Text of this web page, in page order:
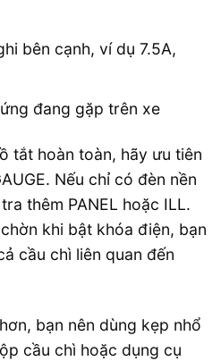
bên cạnh, ví dụ 7.5A,
đang gặp trên xe
tắt hoàn toàn, hãy ưu tiên
Nếu chỉ có đèn nền
thêm PANEL hoặc ILL.
khi bật khóa điện, bạn
cầu chì liên quan đến
bạn nên dùng kẹp nhổ
cầu chì hoặc dụng cụ